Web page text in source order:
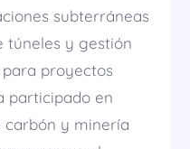
subterráneas
túneles y gestión
proyectos
participado en
carbón y minería